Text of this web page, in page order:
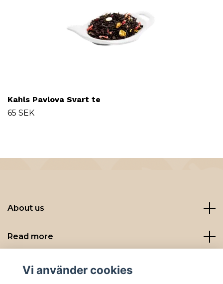
Kahls Pavlova Svart te
65 SEK
About us
Read more
Sociala medier
Vi använder cookies